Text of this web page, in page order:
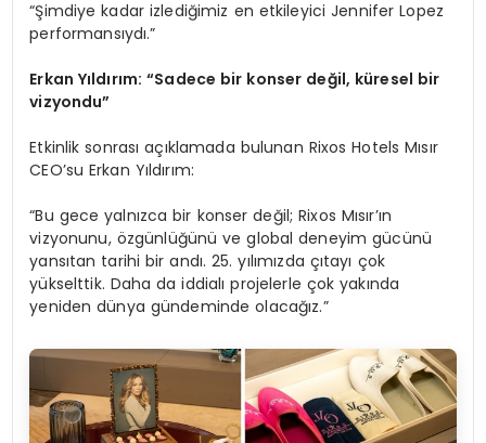
“Şimdiye kadar izlediğimiz en etkileyici Jennifer Lopez
performansıydı.”
Erkan Yıldırım:“Sadece bir konser değil, küresel bir
vizyondu”
Etkinlik sonrası açıklamada bulunan Rixos Hotels Mısır
CEO’su Erkan Yıldırım:
“Bu gece yalnızca bir konser değil; Rixos Mısır’ın
vizyonunu, özgünlüğünü ve global deneyim gücünü
yansıtan tarihi bir andı. 25. yılımızda çıtayı çok
yükselttik. Daha da iddialı projelerle çok yakında
yeniden dünya gündeminde olacağız.”